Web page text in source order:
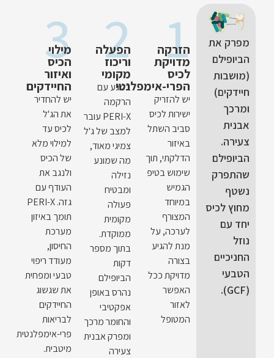
מפרק את
הביופילם
(מושבות
חיידקים)
ומרכך
אבנית
צעירה.
הביופילם
שהתפרק
נשטף
מחוץ לכיס
יחד עם
נוזל
החניכיים
הטבעי
(GCF).
1
הזרקה
מדויקת
לכיס
הפרי-אימפלנטי
יש להזריק
ישירות לכיס
סביב השתל
באיזור
הדלקתי, תוך
שימוש בטיפ
הגמיש
במיוחד
המצורף
לערכה, על
מנת להגיע
בצורה
מדויקת ככל
האפשר
לאזור
המטופל
2
הפעלה
וריכוז
מקומי
במגע עם
הרקמה
PERI-X עובר
למצב של ג'ל
צמיגי מאוד,
מה שמונע
נזילה
ומבטיח
פעולה
מקומית
ממוקדת.
בתוך מספר
דקות
הביופילם
נהרס באופן
אפקטיבי
והחומר מרכך
ומפרק אבנית
צעירה
3
מילוי
הכיס
ואיזור
החיידקים
יש להחדיר
את הג'ל
לכיס עד
למילוי מלא
של הכיס
ולנגב את
העודף עם
גזה. PERI-X
תומך באיזון
מערכת
החיסון,
מעודד ריפוי
טבעי ומפחית
את שגשוג
החיידקים
לבריאות
פרי-אימפלנטית
מיטבית.